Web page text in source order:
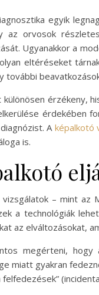
egyik
az orvosok
Ugyanakkor a
eltéréseket
további
különösen érzékeny,
érdekében
A képalkotó
is.
vizsgálatok – mint az
a technológiák
az elváltozásokat,
megérteni,
miatt gyakran
felfedezések”